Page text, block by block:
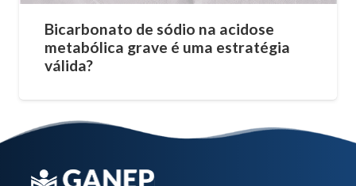
Bicarbonato de sódio na acidose
metabólica grave é uma estratégia
válida?